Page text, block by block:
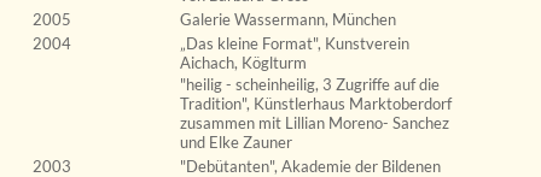
2005
Galerie Wassermann, München
2004
„Das kleine Format", Kunstverein
Aichach, Köglturm
"heilig - scheinheilig, 3 Zugriffe auf die
Tradition", Künstlerhaus Marktoberdorf
zusammen mit Lillian Moreno- Sanchez
und Elke Zauner
2003
"Debütanten", Akademie der Bildenen